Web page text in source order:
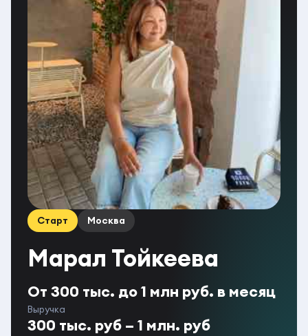
Старт Москва
Марал Тойкеева
От 300 тыс. до 1 млн руб. в месяц
Выручка
300 тыс. руб – 1 млн. руб